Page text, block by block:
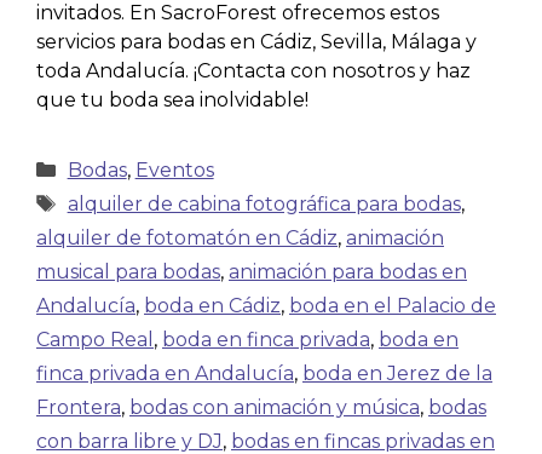
invitados. En SacroForest ofrecemos estos
servicios para bodas en Cádiz, Sevilla, Málaga y
toda Andalucía. ¡Contacta con nosotros y haz
que tu boda sea inolvidable!
Bodas, Eventos
alquiler de cabina fotográfica para bodas,
alquiler de fotomatón en Cádiz, animación
musical para bodas, animación para bodas en
Andalucía, boda en Cádiz, boda en el Palacio de
Campo Real , boda en finca privada, boda en
finca privada en Andalucía, boda en Jerez de la
Frontera, bodas con animación y música, bodas
con barra libre y DJ, bodas en fincas privadas en